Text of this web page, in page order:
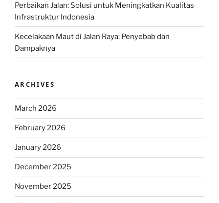
Perbaikan Jalan: Solusi untuk Meningkatkan Kualitas
Infrastruktur Indonesia
Kecelakaan Maut di Jalan Raya: Penyebab dan
Dampaknya
ARCHIVES
March 2026
February 2026
January 2026
December 2025
November 2025